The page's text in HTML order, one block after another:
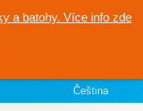
a batohy. Více info zde
Čeština